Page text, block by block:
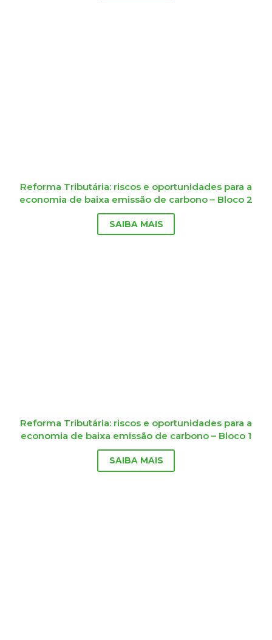
Reforma Tributária: riscos e oportunidades para a
economia de baixa emissão de carbono – Bloco 2
SAIBA MAIS
Reforma Tributária: riscos e oportunidades para a
economia de baixa emissão de carbono – Bloco 1
SAIBA MAIS